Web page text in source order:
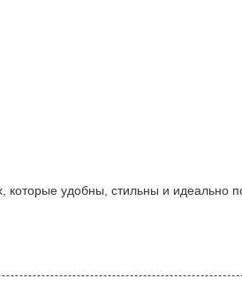
удобны, стильны и идеально